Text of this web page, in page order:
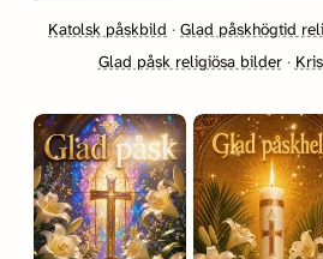
Katolsk påskbild · Glad påskhögtid
Glad påsk religiösa bilder·